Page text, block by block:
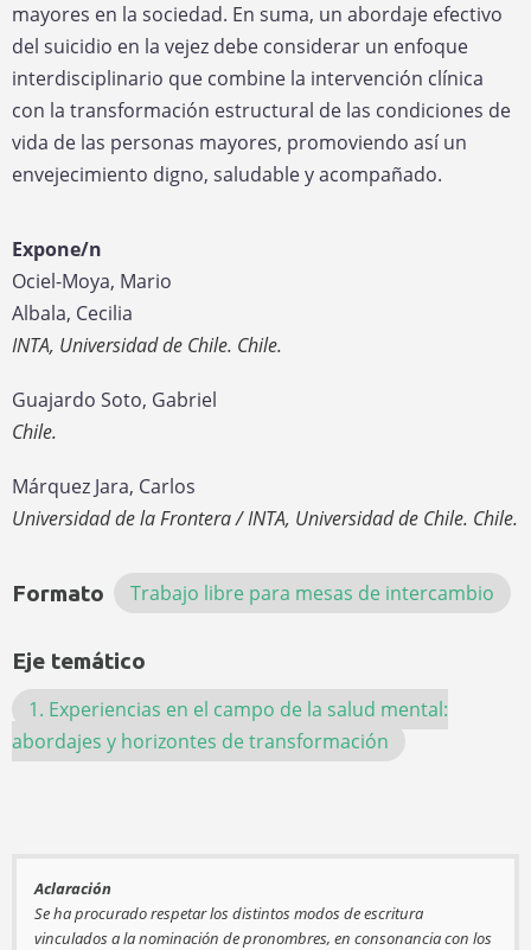
mayores en la sociedad. En suma, un abordaje efectivo
del suicidio en la vejez debe considerar un enfoque
interdisciplinario que combine la intervención clínica
con la transformación estructural de las condiciones de
vida de las personas mayores, promoviendo así un
envejecimiento digno, saludable y acompañado.
Expone/n
Ociel-Moya, Mario
Albala, Cecilia
INTA, Universidad de Chile. Chile.
Guajardo Soto, Gabriel
Chile.
Márquez Jara, Carlos
Universidad de la Frontera / INTA, Universidad de Chile. Chile.
Formato Trabajo libre para mesas de intercambio
Eje temático
1. Experiencias en el campo de la salud mental:
abordajes y horizontes de transformación
Aclaración
Se ha procurado respetar los distintos modos de escritura
vinculados a la nominación de pronombres, en consonancia con los